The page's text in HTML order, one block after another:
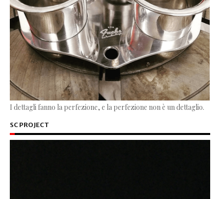
I dettagli fanno la perfezione, e la perfezione non è un dettaglio.
SC PROJECT